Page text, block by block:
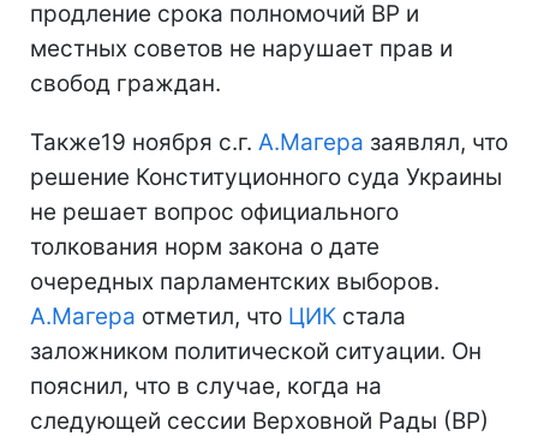
продление срока полномочий ВР и
местных советов не нарушает прав и
свобод граждан.
Также19 ноября с.г. А.Магера заявлял, что
решение Конституционного суда Украины
не решает вопрос официального
толкования норм закона о дате
очередных парламентских выборов.
А.Магера отметил, что ЦИК стала
заложником политической ситуации. Он
пояснил, что в случае, когда на
следующей сессии Верховной Рады (ВР)